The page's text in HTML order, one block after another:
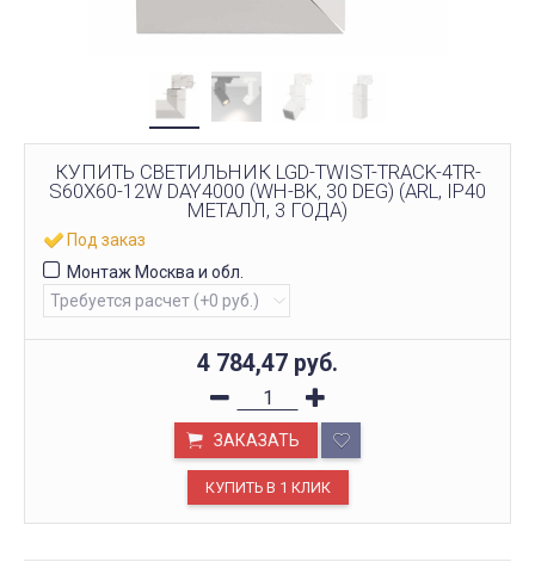
КУПИТЬ СВЕТИЛЬНИК LGD-TWIST-TRACK-4TR-
S60X60-12W DAY4000 (WH-BK, 30 DEG) (ARL, IP40
МЕТАЛЛ, 3 ГОДА)
Под заказ
Монтаж Москва и обл.
4 784,47 руб.
ЗАКАЗАТЬ